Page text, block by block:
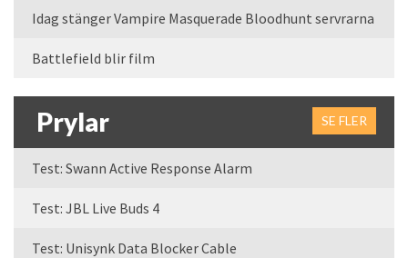
Idag stänger Vampire Masquerade Bloodhunt servrarna
Battlefield blir film
Prylar SE FLER
Test: Swann Active Response Alarm
Test: JBL Live Buds 4
Test: Unisynk Data Blocker Cable